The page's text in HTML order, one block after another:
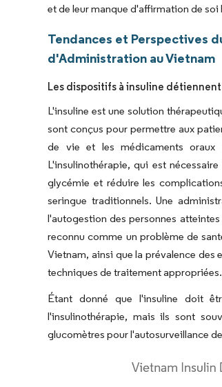
et de leur manque d'affirmation de
Tendances et Perspectives
d'Administration au Vietnam
Les dispositifs à insuline
L'insuline est une solution
sont conçus pour permettre aux
de vie et les médicaments
L'insulinothérapie, qui est
glycémie et réduire les
seringue traditionnels. Une
l'autogestion des personnes
reconnu comme un problème de
Vietnam, ainsi que la prévalence
techniques de traitement appropriées.
Étant donné que l'insuline doit
l'insulinothérapie, mais ils sont
glucomètres pour l'autosurveillance